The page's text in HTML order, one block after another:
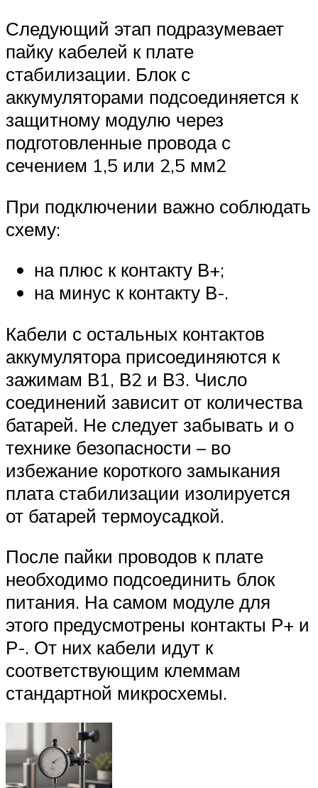
Следующий этап подразумевает
пайку кабелей к плате
стабилизации. Блок с
аккумуляторами подсоединяется к
защитному модулю через
подготовленные провода с
сечением 1,5 или 2,5 мм2
При подключении важно соблюдать
схему:
на плюс к контакту В+;
на минус к контакту В-.
Кабели с остальных контактов
аккумулятора присоединяются к
зажимам В1, В2 и В3. Число
соединений зависит от количества
батарей. Не следует забывать и о
технике безопасности – во
избежание короткого замыкания
плата стабилизации изолируется
от батарей термоусадкой.
После пайки проводов к плате
необходимо подсоединить блок
питания. На самом модуле для
этого предусмотрены контакты Р+ и
Р-. От них кабели идут к
соответствующим клеммам
стандартной микросхемы.